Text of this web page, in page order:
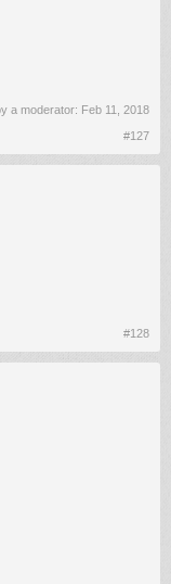
a moderator: Feb 11, 2018
#127
#128